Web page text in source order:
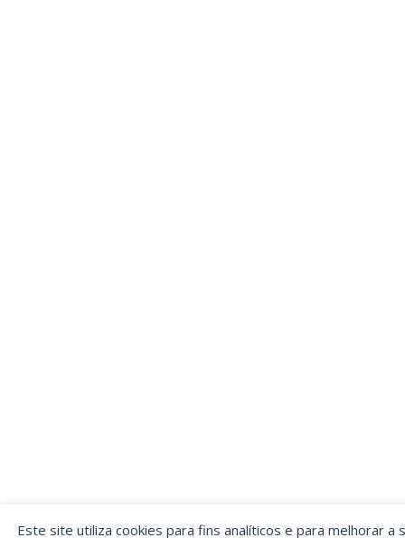
Este site utiliza cookies para fins analíticos e para melhorar a